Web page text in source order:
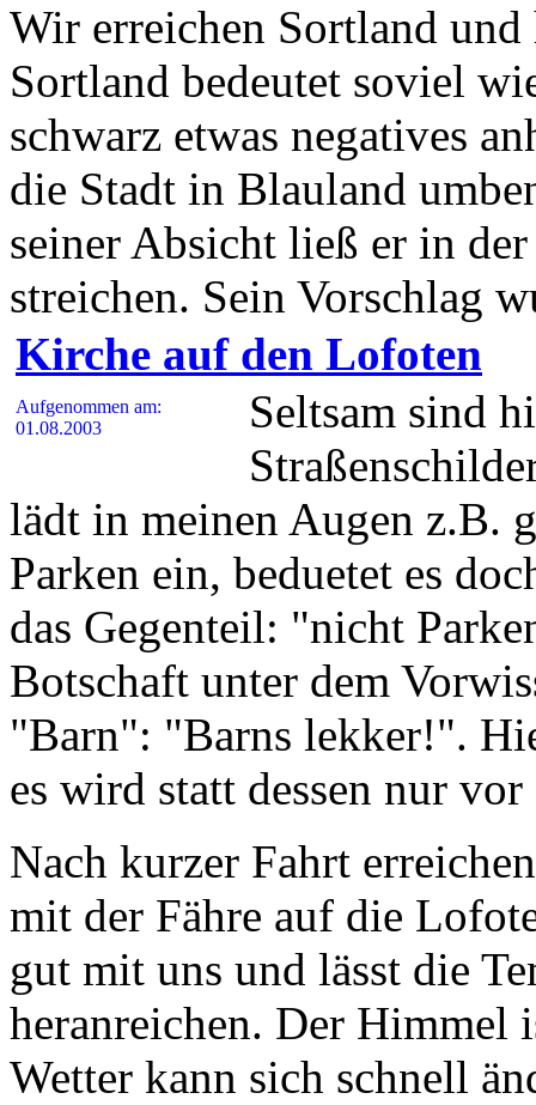
Wir erreichen Sortland
Sortland bedeutet soviel
schwarz etwas negatives
die Stadt in Blauland
seiner Absicht ließ er in
streichen. Sein Vorschlag
Kirche auf den Lofoten
Aufgenommen am:
01.08.2003
Seltsam sind
lädt in meinen Augen z.B.
Parken ein, beduetet es
das Gegenteil: "nicht
Botschaft unter dem
"Barn": "Barns lekker!".
es wird statt dessen nur
Nach kurzer Fahrt
mit der Fähre auf die
gut mit uns und lässt die
heranreichen. Der Himmel
Wetter kann sich schnell